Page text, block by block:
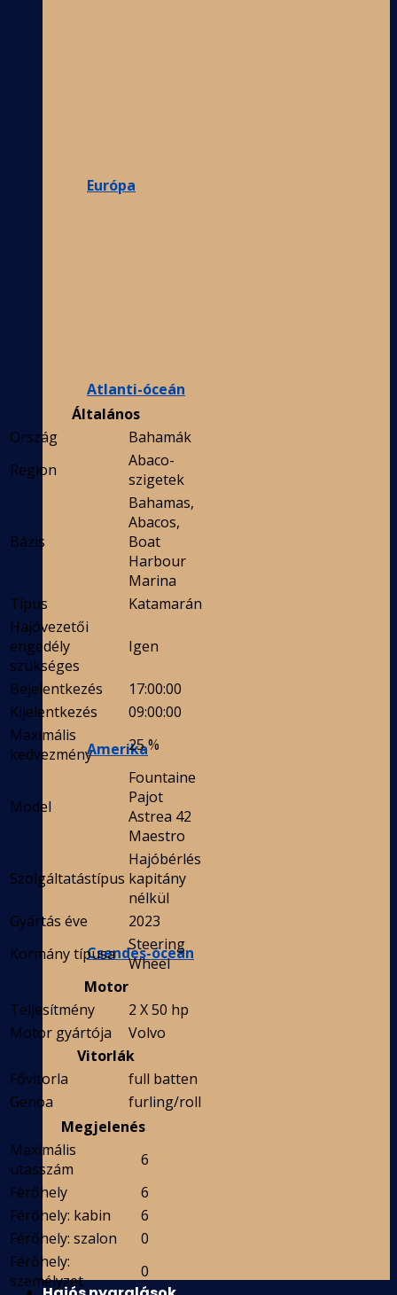
Európa
Atlanti-óceán
Amerika
Csendes-óceán
Általános
Ország
Bahamák
Region
Abaco-
szigetek
Bázis
Bahamas,
Abacos,
Boat
Harbour
Marina
Típus
Katamarán
Hajóvezetői
engedély
szükséges
Igen
Bejelentkezés
17:00:00
Kijelentkezés
09:00:00
Maximális
kedvezmény
25 %
Model
Fountaine
Pajot
Astrea 42
Maestro
Szolgáltatástípus
Hajóbérlés
kapitány
nélkül
Gyártás éve
2023
Kormány típusa
Steering
Wheel
Motor
Teljesítmény
2 X 50 hp
Motor gyártója
Volvo
Vitorlák
Fővitorla
full batten
Genoa
furling/roll
Megjelenés
Maximális
utasszám
6
Férőhely
6
Férőhely: kabin
6
Férőhely: szalon
0
Férőhely:
személyzet
0